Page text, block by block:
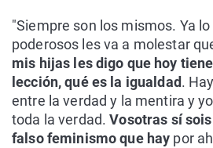
"Siempre son los mismos. Ya
poderosos les va a molestar
mis hijas les digo que hoy
lección, qué es la igualdad.
entre la verdad y la mentira y
toda la verdad.Vosotras sí
falso feminismo que hay por